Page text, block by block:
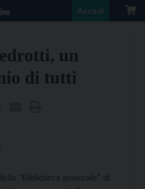
Accedi
un
di tutti
“Biblioteca generale” di